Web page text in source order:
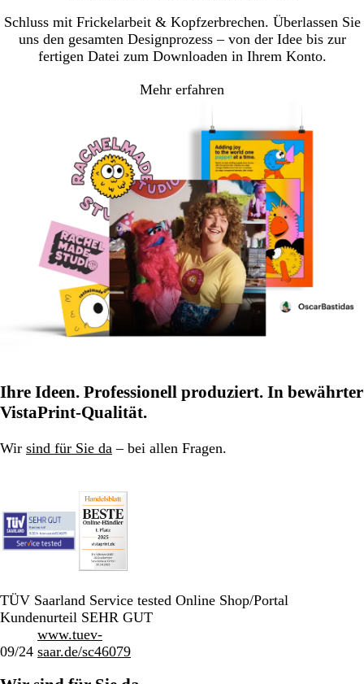
Schluss mit Frickelarbeit & Kopfzerbrechen. Überlassen Sie
uns den gesamten Designprozess – von der Idee bis zur
fertigen Datei zum Downloaden in Ihrem Konto.
Mehr erfahren
Ihre Ideen. Professionell produziert. In bewährter
VistaPrint-Qualität.
Wir sind für Sie da – bei allen Fragen.
TÜV Saarland Service tested Online Shop/Portal
Kundenurteil SEHR GUT
09/24
www.tuev-
saar.de/sc46079